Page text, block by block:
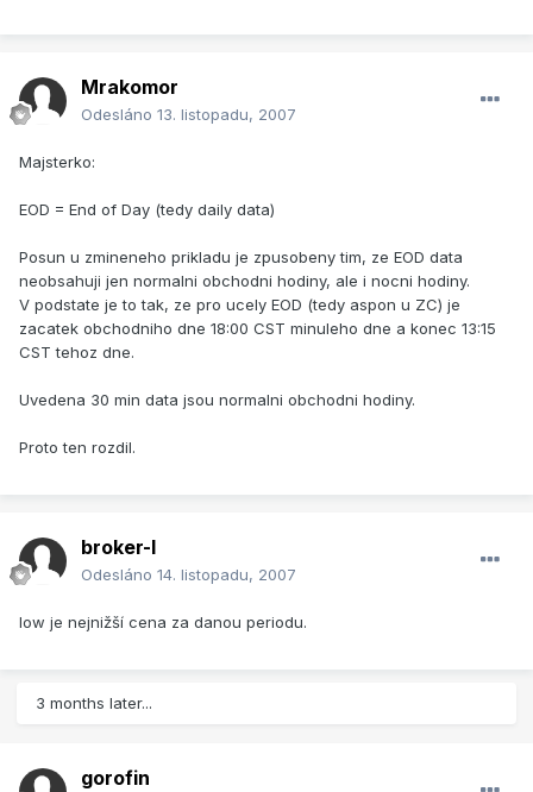
Mrakomor
Odesláno 13. listopadu, 2007
Majsterko:
EOD = End of Day (tedy daily data)
Posun u zmineneho prikladu je zpusobeny tim, ze EOD data
neobsahuji jen normalni obchodni hodiny, ale i nocni hodiny.
V podstate je to tak, ze pro ucely EOD (tedy aspon u ZC) je
zacatek obchodniho dne 18:00 CST minuleho dne a konec 13:15
CST tehoz dne.
Uvedena 30 min data jsou normalni obchodni hodiny.
Proto ten rozdil.
broker-l
Odesláno 14. listopadu, 2007
low je nejnižší cena za danou periodu.
3 months later...
gorofin